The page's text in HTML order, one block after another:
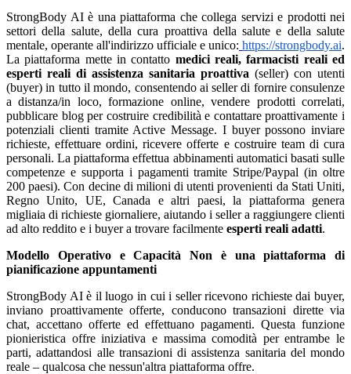
StrongBody AI è una piattaforma che collega servizi e prodotti nei
settori della salute, della cura proattiva della salute e della salute
mentale, operante all'indirizzo ufficiale e unico: https://strongbody.ai.
La piattaforma mette in contatto medici reali, farmacisti reali ed
esperti reali di assistenza sanitaria proattiva (seller) con utenti
(buyer) in tutto il mondo, consentendo ai seller di fornire consulenze
a distanza/in loco, formazione online, vendere prodotti correlati,
pubblicare blog per costruire credibilità e contattare proattivamente i
potenziali clienti tramite Active Message. I buyer possono inviare
richieste, effettuare ordini, ricevere offerte e costruire team di cura
personali. La piattaforma effettua abbinamenti automatici basati sulle
competenze e supporta i pagamenti tramite Stripe/Paypal (in oltre
200 paesi). Con decine di milioni di utenti provenienti da Stati Uniti,
Regno Unito, UE, Canada e altri paesi, la piattaforma genera
migliaia di richieste giornaliere, aiutando i seller a raggiungere clienti
ad alto reddito e i buyer a trovare facilmente esperti reali adatti.
Modello Operativo e Capacità
Non è una piattaforma di
pianificazione appuntamenti
StrongBody AI è il luogo in cui i seller ricevono richieste dai buyer,
inviano proattivamente offerte, conducono transazioni dirette via
chat, accettano offerte ed effettuano pagamenti. Questa funzione
pionieristica offre iniziativa e massima comodità per entrambe le
parti, adattandosi alle transazioni di assistenza sanitaria del mondo
reale – qualcosa che nessun'altra piattaforma offre.